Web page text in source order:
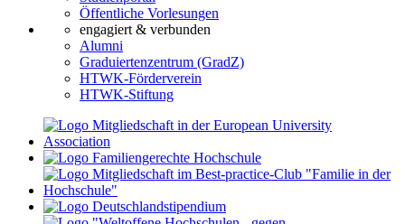
Öffentliche Vorlesungen
engagiert & verbunden
Alumni
Graduiertenzentrum (GradZ)
HTWK-Förderverein
HTWK-Stiftung